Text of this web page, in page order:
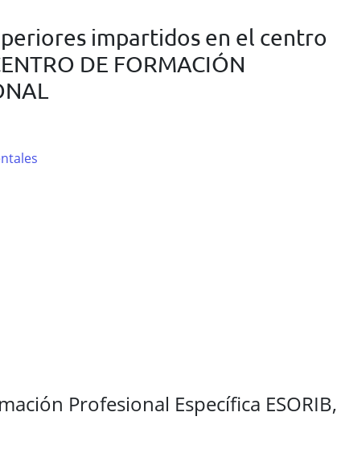
impartidos en el centro
DE FORMACIÓN
Profesional Específica ESORIB,